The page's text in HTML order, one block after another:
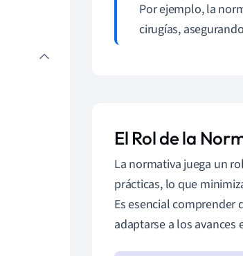
Por ejemplo, la
cirugías,
El Rol de la
La normativa juega un
prácticas, lo que
Es esencial comprender
adaptarse a los avances